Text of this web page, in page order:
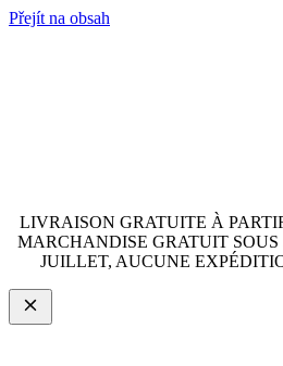
Přejít na obsah
LIVRAISON GRATUITE À
MARCHANDISE GRATUIT SOUS
JUILLET, AUCUNE